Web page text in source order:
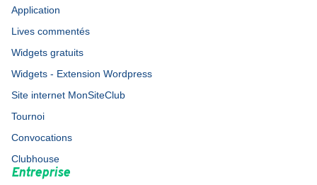
Application
Lives commentés
Widgets gratuits
Widgets - Extension Wordpress
Site internet MonSiteClub
Tournoi
Convocations
Clubhouse
Entreprise